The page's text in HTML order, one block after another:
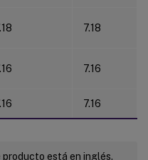
7.18
7.16
7.16
está en inglés.